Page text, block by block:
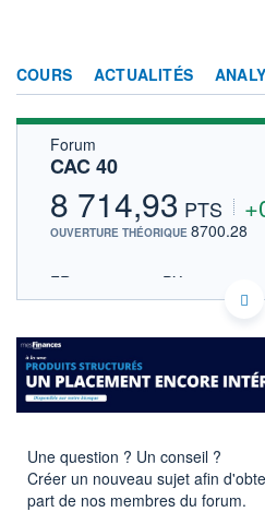
COURS ACTUALITÉS
Forum
CAC 40
8 714,93 PTS
OUVERTURE THÉORIQUE 8700.28
FR0003500008 PX1
EURONEXT PARIS DONNÉES
11h53
Une question ? Un conseil ?
Créer un nouveau sujet afin
part de nos membres du forum.